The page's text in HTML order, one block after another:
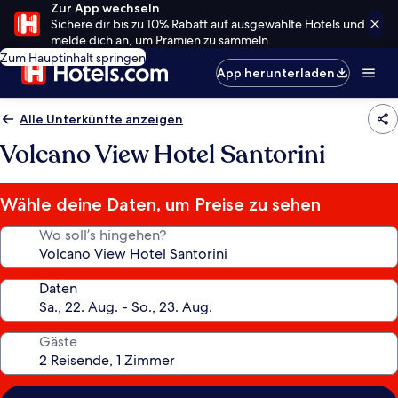
Zur App wechseln
Sichere dir bis zu 10% Rabatt auf ausgewählte Hotels und
melde dich an, um Prämien zu sammeln.
Zum Hauptinhalt springen
App herunterladen
Alle Unterkünfte anzeigen
Volcano View Hotel Santorini
Wähle deine Daten, um Preise zu sehen
Wo soll’s hingehen?
Daten
Gäste